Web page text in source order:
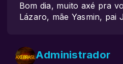
Bom dia, muito axé pra
Lázaro, mãe Yasmin, pai
Administrador